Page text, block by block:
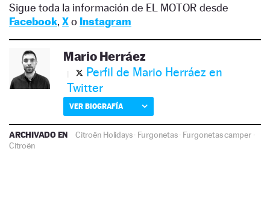
Sigue toda la información de EL MOTOR desde
Facebook, Xo Instagram
Mario Herráez
Perfil de Mario Herráez en
Twitter
VER BIOGRAFÍA
ARCHIVADO EN Citroën Holidays· Furgonetas· Furgonetas camper·
Citroën